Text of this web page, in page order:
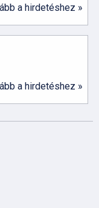
a hirdetéshez »
a hirdetéshez »